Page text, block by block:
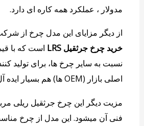
مدولار ، عملکرد همه کاره ای دارد.
از دیگر مزایای این مدل چرخ از
خرید چرخ جرثقیل LRS
است که با
نسبت به سایر چرخ ها، برای تولید
اصلی بازار (OEM ها) هم بسیار ایده آل است.
مزیت دیگر این چرخ جرثقیل ریلی
فنی آن میشود. این مدل از چرخ